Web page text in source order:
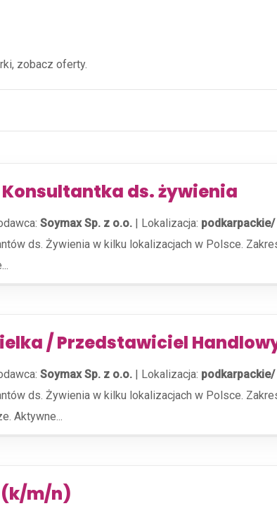
zobacz oferty.
ds. żywienia
Soymax Sp. z o.o. | Lokalizacja: podkarpackie/
ds. Żywienia w kilku lokalizacjach w Polsce.
/ Przedstawiciel
Soymax Sp. z o.o. | Lokalizacja: podkarpackie/
ds. Żywienia w kilku lokalizacjach w Polsce.
Aktywne...
m/n)